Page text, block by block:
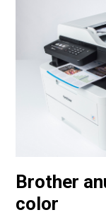
Brother
color